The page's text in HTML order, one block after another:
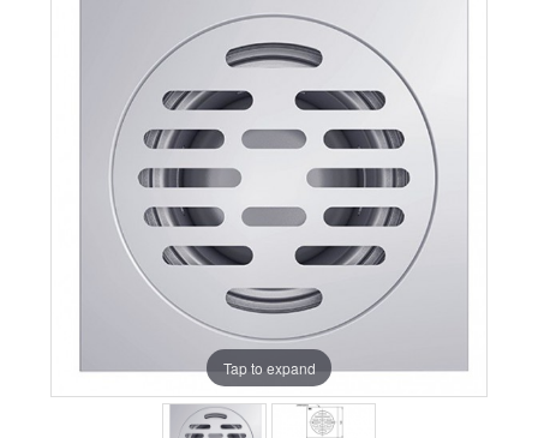
Tap to expand
Tap to expand